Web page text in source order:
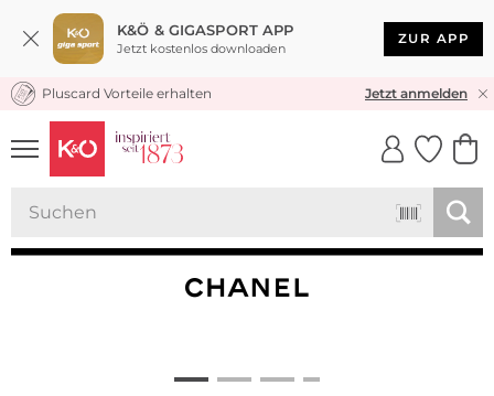
K&Ö & GIGASPORT APP
Jetzt kostenlos downloaden
ZUR APP
KOSTENLOSER VERSAND* & RÜCKVERSAND
Pluscard Vorteile erhalten Jetzt anmelden
UNSERE APP
CLICK &